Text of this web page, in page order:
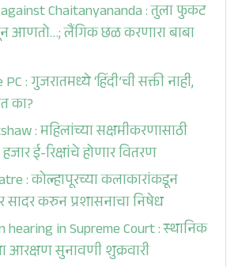
Chaitanyananda : तुला फुकट
आणतो…; लैंगिक छळ करणारा बाबा
: गुजरातमध्ये ‘हिंदी’ची सक्ती नाही,
का?
: महिलांच्या सक्षमीकरणासाठी
हजार ई-रिक्षांचे होणार वितरण
: कोल्हापूरच्या कलाकारांकडून
सादर करुन प्रशासनाचा निषेध
hearing in Supreme Court : स्थानिक
आरक्षण सुनावणी शुक्रवारी